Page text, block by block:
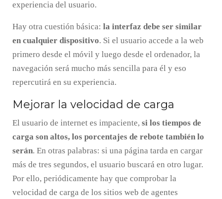
experiencia del usuario.
Hay otra cuestión básica: la interfaz debe ser similar
en cualquier dispositivo. Si el usuario accede a la web
primero desde el móvil y luego desde el ordenador, la
navegación será mucho más sencilla para él y eso
repercutirá en su experiencia.
Mejorar la velocidad de carga
El usuario de internet es impaciente, si los tiempos de
carga son altos, los porcentajes de rebote también lo
serán. En otras palabras: si una página tarda en cargar
más de tres segundos, el usuario buscará en otro lugar.
Por ello, periódicamente hay que comprobar la
velocidad de carga de los sitios web de agentes